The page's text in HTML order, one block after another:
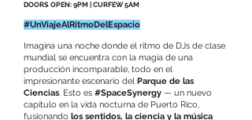
DOORS OPEN: 9PM | CURFEW 5AM
#UnViajeAlRitmoDelEspacio
Imagina una noche donde el ritmo de DJs de clase
mundial se encuentra con la magia de una
producción incomparable, todo en el
impresionante escenario del Parque de las
Ciencias. Esto es #SpaceSynergy — un nuevo
capítulo en la vida nocturna de Puerto Rico,
fusionando los sentidos, la ciencia y la música